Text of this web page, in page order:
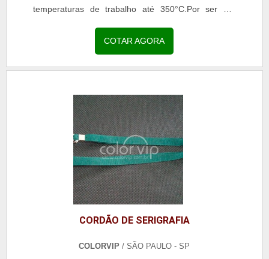
temperaturas de trabalho até 350°C.Por ser um
COTAR AGORA
CORDÃO DE SERIGRAFIA
COLORVIP / SÃO PAULO - SP